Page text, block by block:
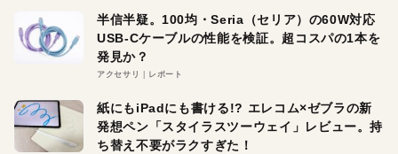
半信半疑。100均・Seria（セリア）の60W対応
USB-Cケーブルの性能を検証。超コスパの1本を
発見か？
アクセサリ レポート
紙にもiPadにも書ける!? エレコム×ゼブラの新
発想ペン「スタイラスツーウェイ」レビュー。持
ち替え不要がラクすぎた！